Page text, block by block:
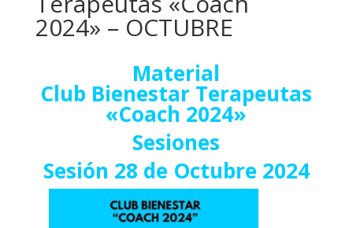
2024» – OCTUBRE
Material
Club Bienestar Terapeutas
«Coach 2024»
Sesiones
Sesión 28 de Octubre 2024